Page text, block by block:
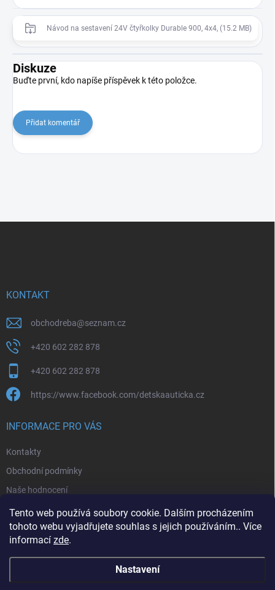
Tento web používá soubory cookie. Dalším procházením
tohoto webu vyjadřujete souhlas s jejich používáním.. Více
informací zde.
Nastavení
Návod na sestavení 24V čtyřkolky Durable 900, 4x4, (15.2 MB)
Diskuze
Buďte první, kdo napíše příspěvek k této položce.
Přidat komentář
KONTAKT
obchodreba@seznam.cz
+420 602 282 878
+420 602 282 878
https://www.facebook.com/detskaauticka.cz
INFORMACE PRO VÁS
Kontakty
Obchodní podmínky
Naše hodnocení
Podmínky ochrany osobních údajů
Moje objednávka